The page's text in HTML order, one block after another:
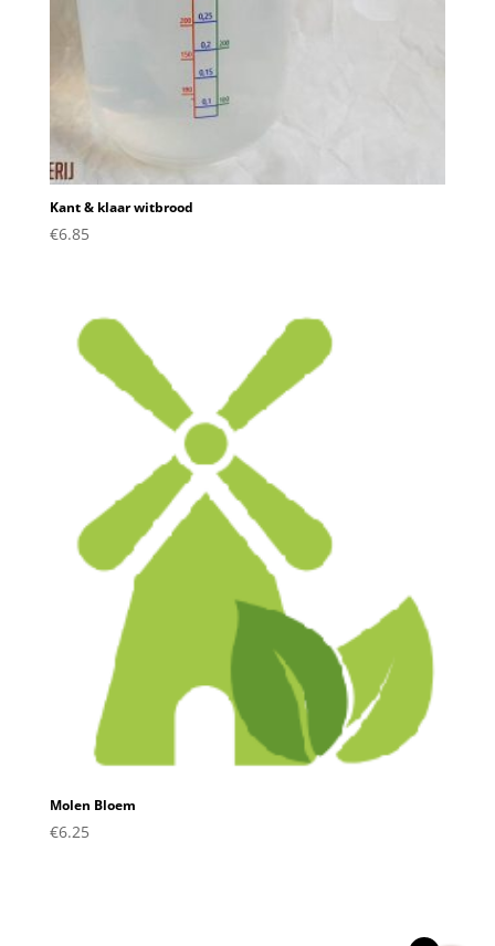
Kant & klaar witbrood
€6.85
Molen Bloem
€6.25